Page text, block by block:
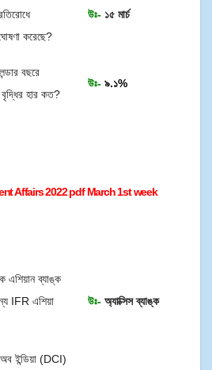
করেছে?
উঃ- ১৫ মার্চ
বছরে
হার কত?
উঃ- ৯.১%
Affairs 2022 pdf March 1st week
এশিয়ান ব্যাঙ্ক
IFR এশিয়া
উঃ- অ্যাক্সিস ব্যাঙ্ক
ইন্ডিয়া (DCI)